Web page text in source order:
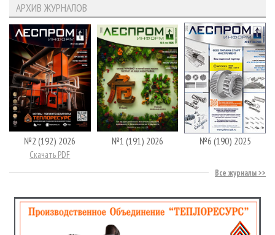
АРХИВ ЖУРНАЛОВ
№2 (192) 2026
Скачать PDF
№1 (191) 2026 №6 (190) 2025
Все журналы